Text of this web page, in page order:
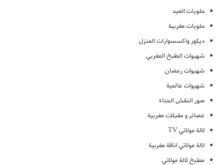
حلويات العيد
حلويات مغربية
ديكور واكسسوارات المنزل
شهيوات الطبخ المغربي
شهيوات رمضان
شهيوات عالمية
صور النقش الحناء
عصائر و مقبلات مغربية
لالة مولاتي TV
لالة مولاتي اناقة مغربية
مطبخ لالة مولاتي